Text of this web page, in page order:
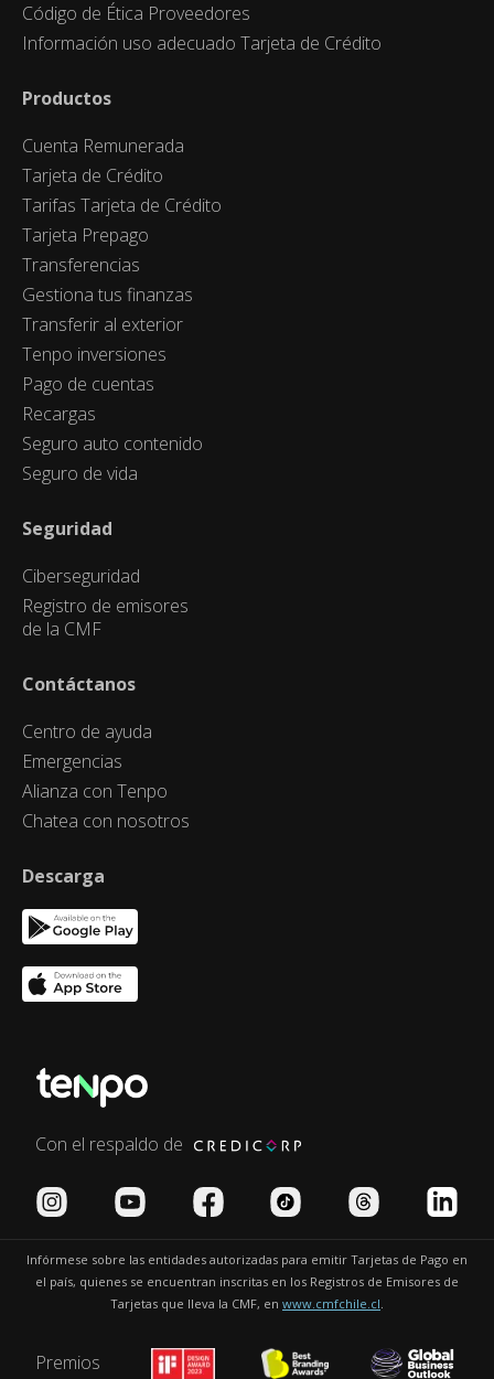
Código de Ética Proveedores
Información uso adecuado Tarjeta de Crédito
Productos
Cuenta Remunerada
Tarjeta de Crédito
Tarifas Tarjeta de Crédito
Tarjeta Prepago
Transferencias
Gestiona tus finanzas
Transferir al exterior
Tenpo inversiones
Pago de cuentas
Recargas
Seguro auto contenido
Seguro de vida
Seguridad
Ciberseguridad
Registro de emisores
de la CMF
Contáctanos
Centro de ayuda
Emergencias
Alianza con Tenpo
Chatea con nosotros
Descarga
Con el respaldo de
Infórmese sobre las entidades autorizadas para emitir Tarjetas de Pago en
el país, quienes se encuentran inscritas en los Registros de Emisores de
Tarjetas que lleva la CMF, en www.cmfchile.cl
Premios